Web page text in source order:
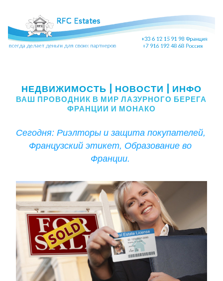
НЕДВИЖИМОСТЬ | НОВОСТИ | ИНФО
ВАШ ПРОВОДНИК В МИР ЛАЗУРНОГО БЕРЕГА
ФРАНЦИИ И МОНАКО
Сегодня: Риэлторы и защита покупателей,
Французский этикет, Образование во
Франции.